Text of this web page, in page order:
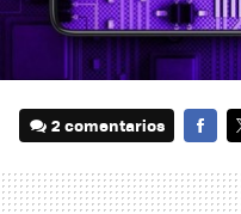
2 comentarios